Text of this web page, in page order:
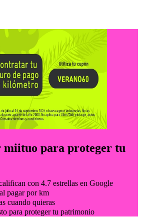
00 ó
miituo para proteger tu
con 4.7 estrellas en Google
pagar por km
cuando quieras
para proteger tu patrimonio